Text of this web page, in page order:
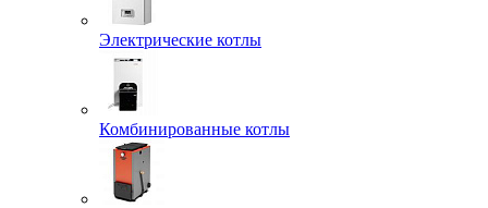
Электрические котлы
Комбинированные котлы